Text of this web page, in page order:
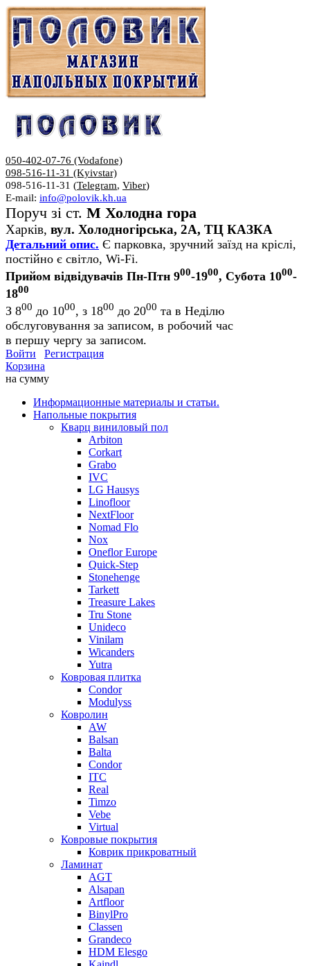
050-402-07-76 (Vodafone)
098-516-11-31 (Kyivstar)
098-516-11-31 (Telegram, Viber)
E-mail: info@polovik.kh.ua
Поруч зі ст. М Холодна гора
Харків, вул. Холодногірська, 2А, ТЦ КАЗКА
Детальний опис. Є парковка, зручний заїзд на кріслі,
постійно є світло, Wi-Fi.
Прийом відвідувачів Пн-Птн 900-1900, Субота 1000-
1800
З 800 до 1000, з 1800 до 2000 та в Неділю
обслуговування за записом, в робочий час
в першу чергу за записом.
Войти
Регистрация
Корзина
на сумму
Информационные материалы и статьи.
Напольные покрытия
Кварц виниловый пол
Arbiton
Corkart
Grabo
IVC
LG Hausys
Linofloor
NextFloor
Nomad Flo
Nox
Oneflor Europe
Quick-Step
Stonehenge
Tarkett
Treasure Lakes
Tru Stone
Unideco
Vinilam
Wicanders
Yutra
Ковровая плитка
Condor
Modulyss
Ковролин
AW
Balsan
Balta
Condor
ITC
Real
Timzo
Vebe
Virtual
Ковровые покрытия
Коврик прикроватный
Ламинат
AGT
Alsapan
Artfloor
BinylPro
Classen
Grandeco
HDM Elesgo